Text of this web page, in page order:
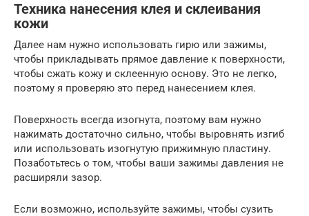
Техника нанесения клея и склеивания
кожи
Далее нам нужно использовать гирю или зажимы,
чтобы прикладывать прямое давление к поверхности,
чтобы сжать кожу и склеенную основу. Это не легко,
поэтому я проверяю это перед нанесением клея.
Поверхность всегда изогнута, поэтому вам нужно
нажимать достаточно сильно, чтобы выровнять изгиб
или использовать изогнутую прижимную пластину.
Позаботьтесь о том, чтобы ваши зажимы давления не
расширяли зазор.
Если возможно, используйте зажимы, чтобы сузить